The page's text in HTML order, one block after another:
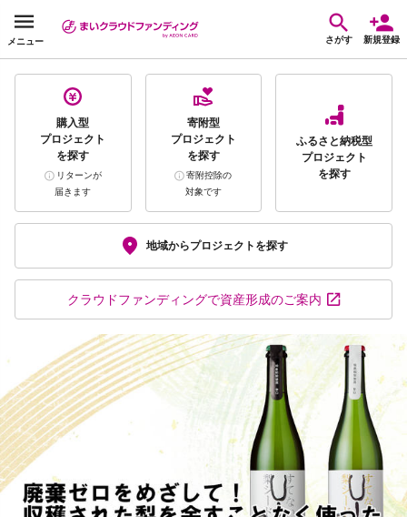
メニュー さがす 新規登録
購入型
プロジェクト
を探す
リターンが
届きます
寄附型
プロジェクト
を探す
寄附控除の
対象です
ふるさと納税型
プロジェクト
を探す
地域からプロジェクトを探す
クラウドファンディングで資産形成のご案内